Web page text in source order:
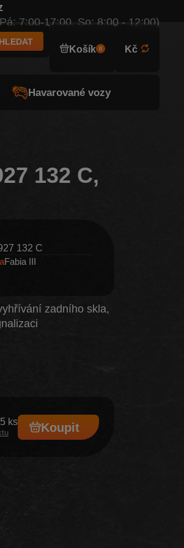
7:00-17:00, So: 8:00 - 12:00)
Havarované vozy
Košík 0 Kč
132 C,
132 C
Fabia III
zadního skla,
ks Koupit